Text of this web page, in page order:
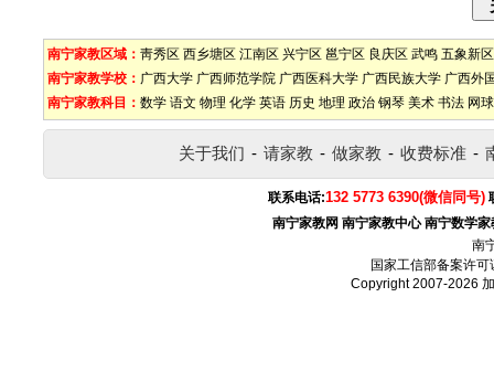
南宁家教区域： 靑秀区 西乡塘区 江南区 兴宁区 邕宁区 良庆区 武鸣 五象新区
南宁家教学校： 广西大学 广西师范学院 广西医科大学 广西民族大学 广西外
南宁家教科目： 数学 语文 物理 化学 英语 历史 地理 政治 钢琴 美术 书法 网球
关于我们 - 请家教 - 做家教 - 收费标准 -
联系电话:132 5773 6390(微信同号)
南宁家教网 南宁家教中心 南宁数学家
南
国家工信部备案许可
Copyright 2007-2026